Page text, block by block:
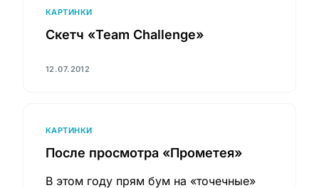
КАРТИНКИ
Скетч «Team Challenge»
12.07.2012
КАРТИНКИ
После просмотра «Прометея»
В этом году прям бум на «точечные»